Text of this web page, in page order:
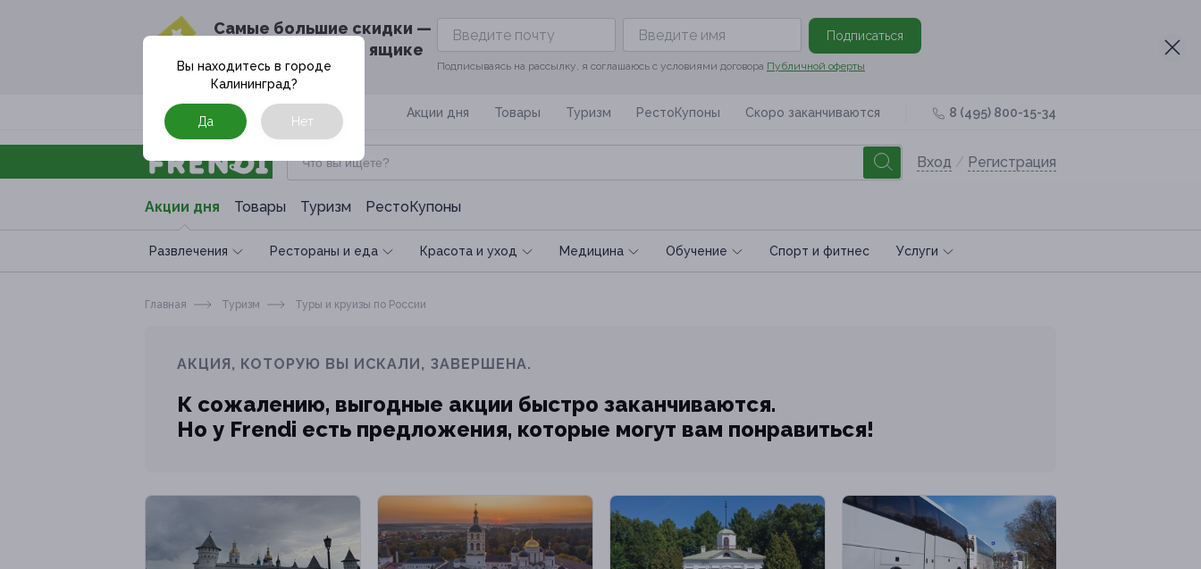
Cамые большие скидки —
в твоём почтовом ящике
Подписаться
Подписываясь на рассылку, я соглашаюсь с условиями договора Публичной оферты
Москва Акции дня Товары Туризм РестоКупоны Скоро заканчиваются 8 (495) 800-15-34
Вход / Регистрация
Акции дня Товары Туризм РестоКупоны
Развлечения Рестораны и еда Красота и уход Медицина Обучение Спoрт и фитнес Услуги
Вы находитесь в городе
Калининград?
Да Нет
Главная Туризм Туры и круизы по России
АКЦИЯ, КОТОРУЮ ВЫ ИСКАЛИ, ЗАВЕРШЕНА.
К сожалению, выгодные акции быстро заканчиваются.
Но у Frendi есть предложения, которые могут вам понравиться!